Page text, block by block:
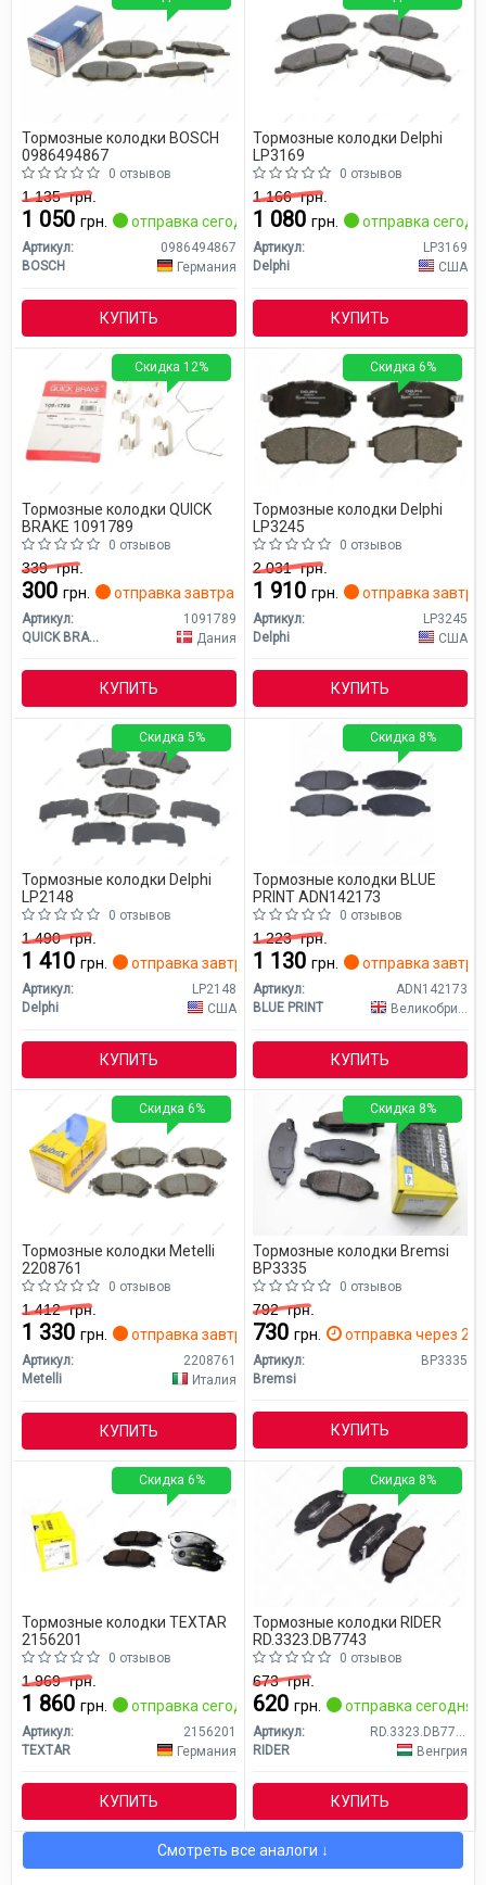
Тормозные колодки BOSCH
0986494867
0 отзывов
1 135грн.
1 050 грн. отправка сегодня
Артикул:
0986494867
BOSCH
Германия
КУПИТЬ
Тормозные колодки Delphi
LP3169
0 отзывов
1 166грн.
1 080 грн. отправка
Артикул:
LP3169
Delphi
США
КУПИТЬ
Тормозные колодки QUICK
BRAKE 1091789
0 отзывов
339грн.
300 грн. отправка завтра
Артикул:
1091789
QUICK BRAKE
Дания
КУПИТЬ
Скидка 12%
Тормозные колодки Delphi
LP3245
0 отзывов
2 031грн.
1 910 грн. отправка завтра
Артикул:
LP3245
Delphi
США
КУПИТЬ
Скидка 6%
Тормозные колодки Delphi
LP2148
0 отзывов
1 490грн.
1 410 грн. отправка завтра
Артикул:
LP2148
Delphi
США
КУПИТЬ
Скидка 5%
Тормозные колодки BLUE
PRINT ADN142173
0 отзывов
1 223грн.
1 130 грн. отправка завтра
Артикул:
ADN142173
BLUE PRINT
Великобритания
КУПИТЬ
Скидка 8%
Тормозные колодки Metelli
2208761
0 отзывов
1 412грн.
1 330 грн. отправка завтра
Артикул:
2208761
Metelli
Италия
КУПИТЬ
Скидка 6%
Тормозные колодки Bremsi
BP3335
0 отзывов
792грн.
730 грн. отправка через 2
Артикул:
BP3335
Bremsi
КУПИТЬ
Скидка 8%
Тормозные колодки TEXTAR
2156201
0 отзывов
1 969грн.
1 860 грн. отправка сегодня
Артикул:
2156201
TEXTAR
Германия
КУПИТЬ
Скидка 6%
Тормозные колодки RIDER
RD.3323.DB7743
0 отзывов
673грн.
620 грн. отправка сегодня
Артикул:
RIDER
Венгрия
КУПИТЬ
Скидка 8%
Смотреть все аналоги ↓